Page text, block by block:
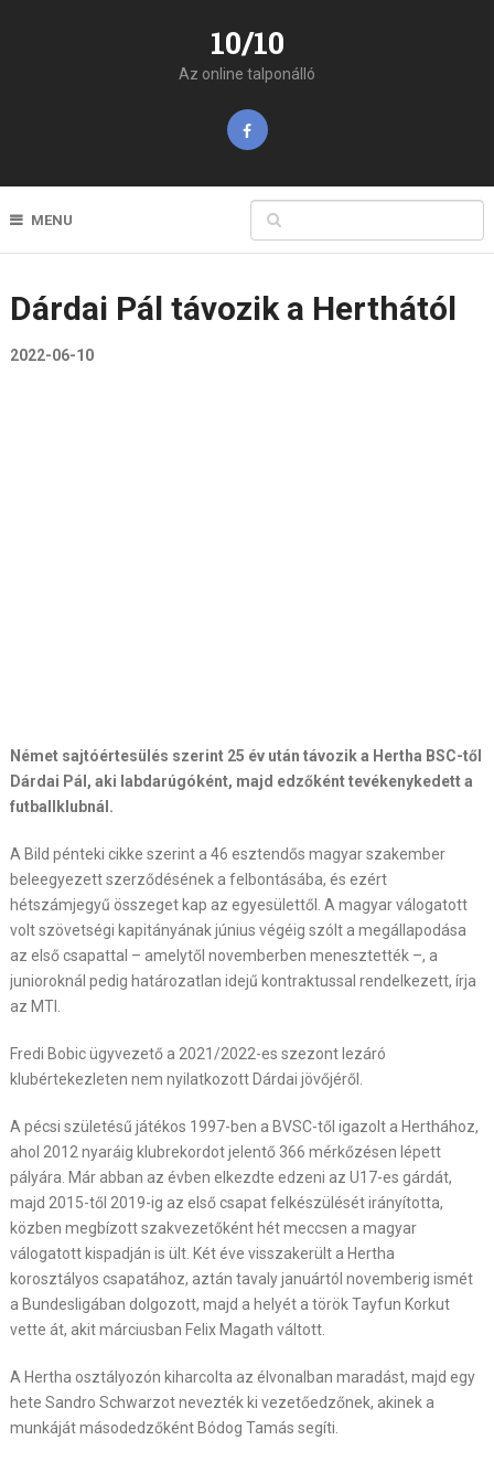
10/10
Az online talponálló
MENU
Dárdai Pál távozik a Herthától
2022-06-10
Német sajtóértesülés szerint 25 év után távozik a Hertha BSC-től
Dárdai Pál, aki labdarúgóként, majd edzőként tevékenykedett a
futballklubnál.
A Bild pénteki cikke szerint a 46 esztendős magyar szakember
beleegyezett szerződésének a felbontásába, és ezért
hétszámjegyű összeget kap az egyesülettől. A magyar válogatott
volt szövetségi kapitányának június végéig szólt a megállapodása
az első csapattal – amelytől novemberben menesztették –, a
junioroknál pedig határozatlan idejű kontraktussal rendelkezett, írja
az MTI.
Fredi Bobic ügyvezető a 2021/2022-es szezont lezáró
klubértekezleten nem nyilatkozott Dárdai jövőjéről.
A pécsi születésű játékos 1997-ben a BVSC-től igazolt a Herthához,
ahol 2012 nyaráig klubrekordot jelentő 366 mérkőzésen lépett
pályára. Már abban az évben elkezdte edzeni az U17-es gárdát,
majd 2015-től 2019-ig az első csapat felkészülését irányította,
közben megbízott szakvezetőként hét meccsen a magyar
válogatott kispadján is ült. Két éve visszakerült a Hertha
korosztályos csapatához, aztán tavaly januártól novemberig ismét
a Bundesligában dolgozott, majd a helyét a török Tayfun Korkut
vette át, akit márciusban Felix Magath váltott.
A Hertha osztályozón kiharcolta az élvonalban maradást, majd egy
hete Sandro Schwarzot nevezték ki vezetőedzőnek, akinek a
munkáját másodedzőként Bódog Tamás segíti.